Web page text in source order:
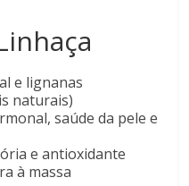
e lignanas
naturais)
saúde da pele e
e antioxidante
à massa